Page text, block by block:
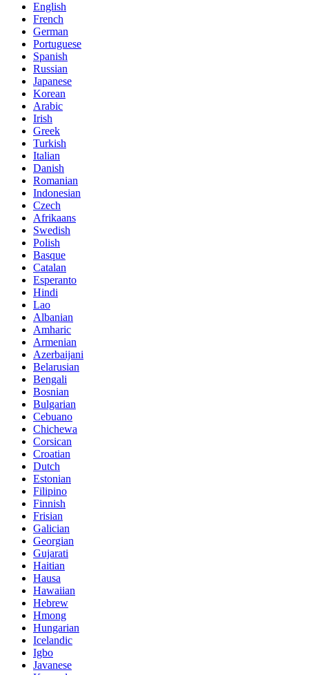
English
French
German
Portuguese
Spanish
Russian
Japanese
Korean
Arabic
Irish
Greek
Turkish
Italian
Danish
Romanian
Indonesian
Czech
Afrikaans
Swedish
Polish
Basque
Catalan
Esperanto
Hindi
Lao
Albanian
Amharic
Armenian
Azerbaijani
Belarusian
Bengali
Bosnian
Bulgarian
Cebuano
Chichewa
Corsican
Croatian
Dutch
Estonian
Filipino
Finnish
Frisian
Galician
Georgian
Gujarati
Haitian
Hausa
Hawaiian
Hebrew
Hmong
Hungarian
Icelandic
Igbo
Javanese